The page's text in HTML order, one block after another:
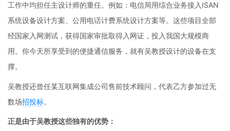
工作中均担任主设计师的重任。例如：电信局用综合业务接入ISAN
系统设备设计方案、公用电话计费系统设计方案等。这些项目全部
经国家入网测试，获得国家审批取得入网证，投入我国大规模商
用。你今天所享受到的便捷通信服务，就有吴教授设计的设备在支
撑。
吴教授还曾任某互联网集成公司售前技术顾问，代表乙方参加过无
数场招投标。
正是由于吴教授这些独有的优势：